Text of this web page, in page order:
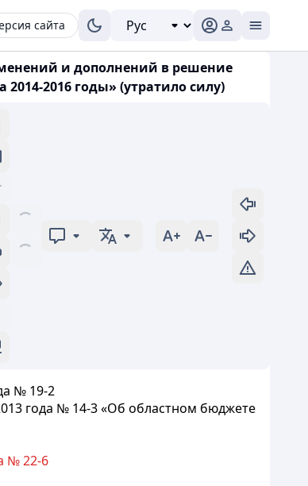
сайта
и дополнений в решение
2016 годы» (утратило силу)
№ 19-2
года № 14-3 «Об областном бюджете
№ 22-6